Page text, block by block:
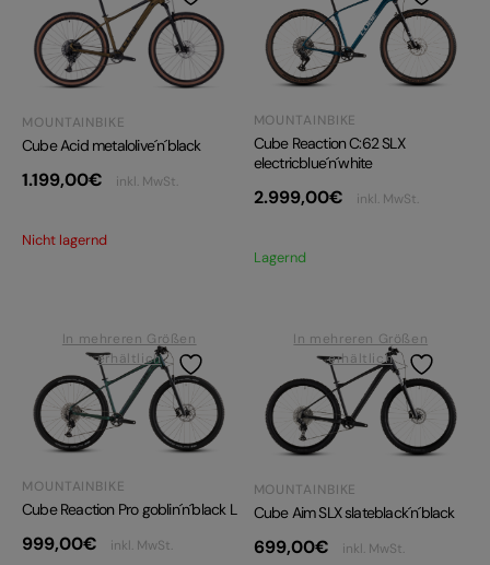
MOUNTAINBIKE
Cube Acid metalolive´n´black
1.199,00€ inkl. MwSt.
Nicht lagernd
MOUNTAINBIKE
Cube Reaction C:62 SLX
electricblue´n´white
2.999,00€ inkl. MwSt.
Lagernd
In mehreren Größen
erhältlich
MOUNTAINBIKE
Cube Reaction Pro goblin´n´black L
999,00€ inkl. MwSt.
In mehreren Größen
erhältlich
MOUNTAINBIKE
Cube Aim SLX slateblack´n´black
699,00€ inkl. MwSt.